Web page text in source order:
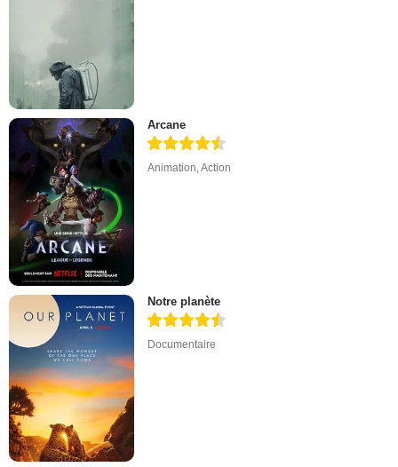
Arcane
Animation,Action
Notre planète
Documentaire